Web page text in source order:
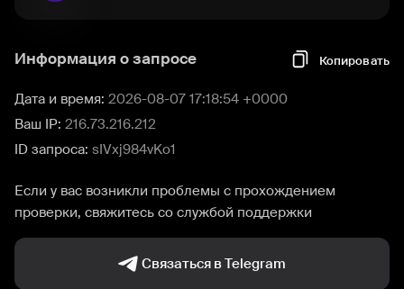
Информация о запросе Копировать
Дата и время: 2026-08-07 17:18:54 +0000
Ваш IP: 216.73.216.212
ID запроса: sIVxj984vKo1
Если у вас возникли проблемы с прохождением
проверки, свяжитесь со службой поддержки
Связаться в Telegram